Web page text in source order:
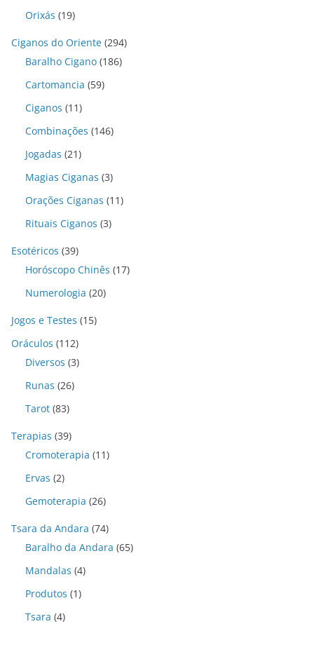
Orixás (19)
Ciganos do Oriente (294)
Baralho Cigano (186)
Cartomancia (59)
Ciganos (11)
Combinações (146)
Jogadas (21)
Magias Ciganas (3)
Orações Ciganas (11)
Rituais Ciganos (3)
Esotéricos (39)
Horóscopo Chinês (17)
Numerologia (20)
Jogos e Testes (15)
Oráculos (112)
Diversos (3)
Runas (26)
Tarot (83)
Terapias (39)
Cromoterapia (11)
Ervas (2)
Gemoterapia (26)
Tsara da Andara (74)
Baralho da Andara (65)
Mandalas (4)
Produtos (1)
Tsara (4)